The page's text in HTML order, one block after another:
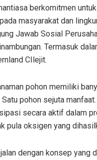
berkomitmen
masyarakat dan
Jawab Sosial
Termasuk
CIlejit.
pohon memiliki
pohon sejuta
secara aktif dalam
pula oksigen yang
dengan konsep yang